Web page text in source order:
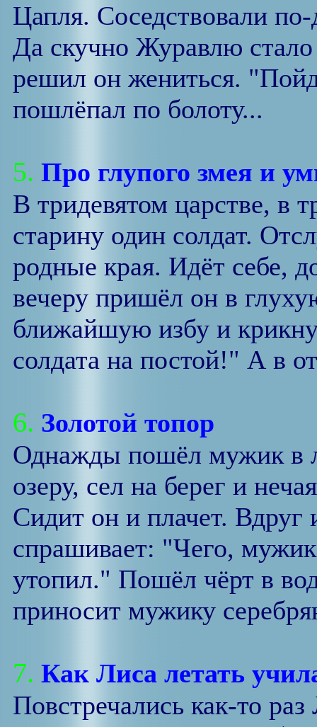
Цапля. Соседствовали
Да скучно Журавлю стало
решил он жениться.
пошлёпал по болоту...
5. Про глупого змея и
В тридевятом царстве, в
старину один солдат.
родные края. Идёт себе,
вечеру пришёл он в
ближайшую избу и
солдата на постой!" А в
6. Золотой топор
Однажды пошёл мужик в
озеру, сел на берег и
Сидит он и плачет. Вдруг
спрашивает: "Чего,
утопил." Пошёл чёрт в
приносит мужику
7. Как Лиса летать
Повстречались как-то